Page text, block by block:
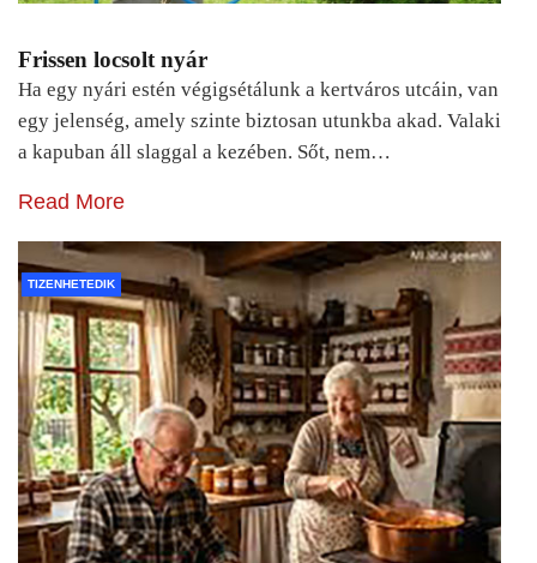
Frissen locsolt nyár
Ha egy nyári estén végigsétálunk a kertváros utcáin, van
egy jelenség, amely szinte biztosan utunkba akad. Valaki
a kapuban áll slaggal a kezében. Sőt, nem…
Read More
TIZENHETEDIK